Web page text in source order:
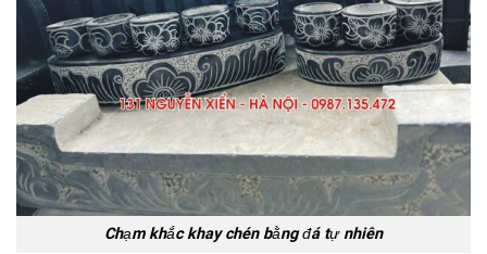
Chạm khắc khay chén bằng đá tự nhiên